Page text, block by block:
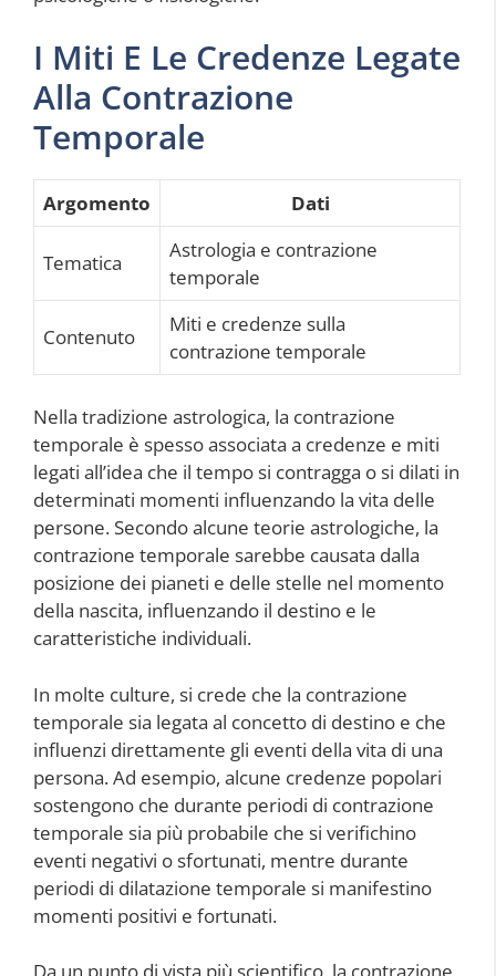
I Miti E Le Credenze Legate
Alla Contrazione
Temporale
Argomento Dati
Tematica
Astrologia e contrazione
temporale
Contenuto
Miti e credenze sulla
contrazione temporale
Nella tradizione astrologica, la contrazione
temporale è spesso associata a credenze e miti
legati all’idea che il tempo si contragga o si dilati in
determinati momenti influenzando la vita delle
persone. Secondo alcune teorie astrologiche, la
contrazione temporale sarebbe causata dalla
posizione dei pianeti e delle stelle nel momento
della nascita, influenzando il destino e le
caratteristiche individuali.
In molte culture, si crede che la contrazione
temporale sia legata al concetto di destino e che
influenzi direttamente gli eventi della vita di una
persona. Ad esempio, alcune credenze popolari
sostengono che durante periodi di contrazione
temporale sia più probabile che si verifichino
eventi negativi o sfortunati, mentre durante
periodi di dilatazione temporale si manifestino
momenti positivi e fortunati.